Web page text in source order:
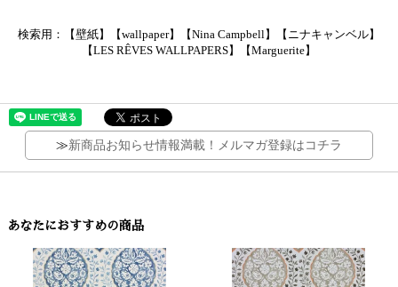
検索用：【壁紙】【wallpaper】【Nina Campbell】【ニナキャンベル】
【LES RÊVES WALLPAPERS】【Marguerite】
≫新商品お知らせ情報満載！メルマガ登録はコチラ
あなたにおすすめの商品